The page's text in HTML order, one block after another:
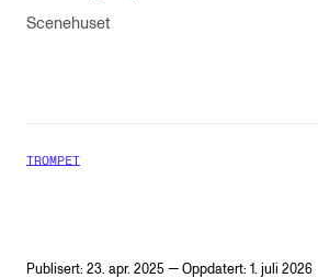
Scenehuset
TROMPET
Publisert: 23. apr. 2025 — Oppdatert: 1. juli 2026